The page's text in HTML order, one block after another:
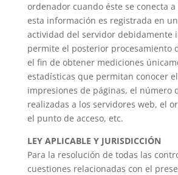
ordenador cuando éste se conecta
esta información es registrada en
actividad del servidor debidamente
permite el posterior procesamiento
el fin de obtener mediciones
estadísticas que permitan conocer
impresiones de páginas, el número
realizadas a los servidores web, el
el punto de acceso, etc.
LEY APLICABLE Y JURISDICCIÓN
Para la resolución de todas las
cuestiones relacionadas con el